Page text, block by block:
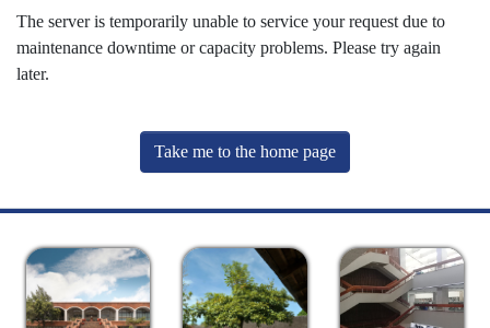
The server is temporarily unable to service your request due to
maintenance downtime or capacity problems. Please try again
later.
Take me to the home page